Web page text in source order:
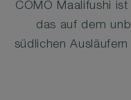
COMO Maalifushi
das auf dem
südlichen